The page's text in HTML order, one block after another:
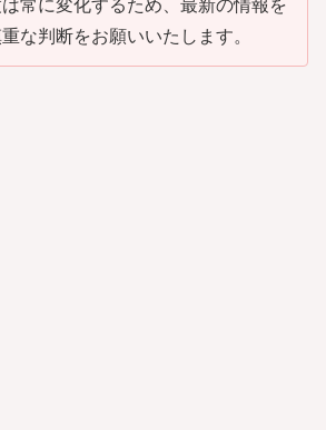
常に変化するため、最新の情報を
な判断をお願いいたします。